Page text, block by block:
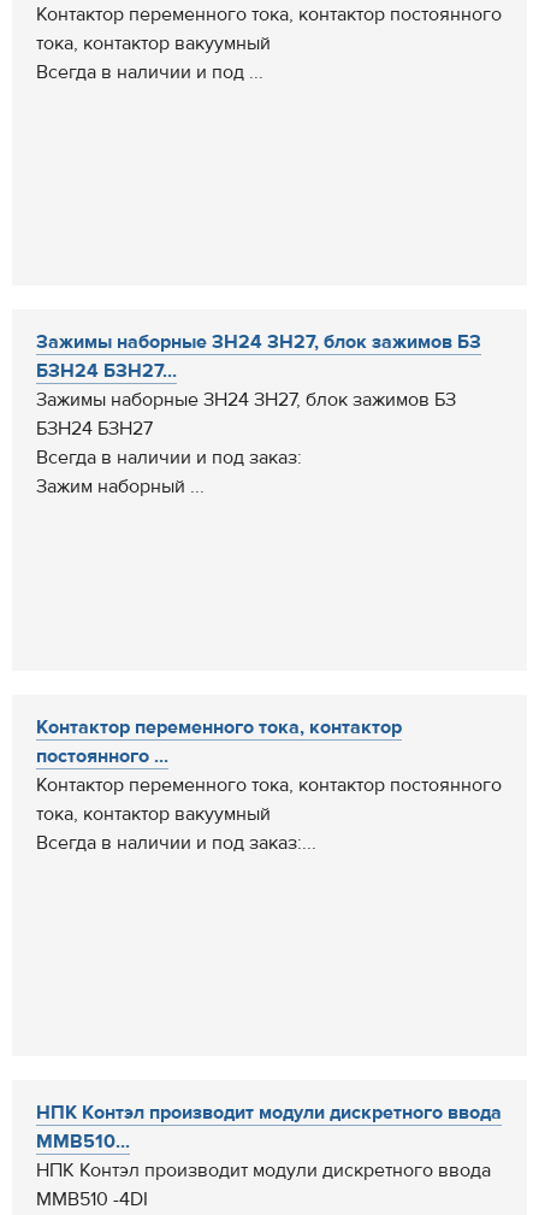
Контактор переменного тока, контактор постоянного
тока, контактор вакуумный
Всегда в наличии и под ...
Зажимы наборные ЗН24 ЗН27, блок зажимов БЗ
БЗН24 БЗН27...
Зажимы наборные ЗН24 ЗН27, блок зажимов БЗ
БЗН24 БЗН27
Всегда в наличии и под заказ:
Зажим наборный ...
Контактор переменного тока, контактор
постоянного ...
Контактор переменного тока, контактор постоянного
тока, контактор вакуумный
Всегда в наличии и под заказ:...
НПК Контэл производит модули дискретного ввода
ММВ510...
НПК Контэл производит модули дискретного ввода
ММВ510 -4DI